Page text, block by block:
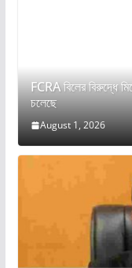
FCRA বিলের বিরুদ্ধে
চলেছে
August 1, 2026